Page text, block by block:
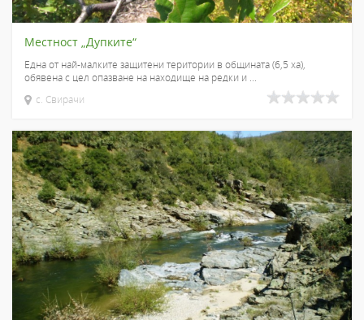
Местност „Дупките“
Една от най-малките защитени територии в общината (6,5 ха),
обявена с цел опазване на находище на редки и ...
с. Свирачи